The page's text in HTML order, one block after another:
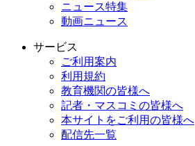
ニュース特集
動画ニュース
サービス
ご利用案内
利用規約
教育機関の皆様へ
記者・マスコミの皆様へ
本サイトをご利用の皆様へ
配信先一覧